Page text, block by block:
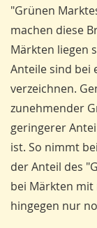
"Grünen
machen diese
Märkten liegen
Anteile sind bei
verzeichnen.
zunehmender
geringerer
ist. So nimmt
der Anteil des
bei Märkten mit
hingegen nur